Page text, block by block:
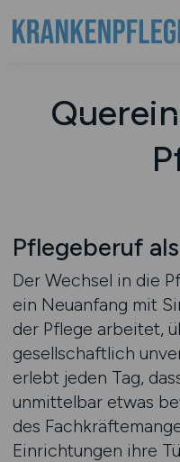
Pflegeberuf
Der Wechsel in die
ein Neuanfang mit
der Pflege arbeitet,
gesellschaftlich
erlebt jeden Tag,
unmittelbar etwas
des
Einrichtungen ihre